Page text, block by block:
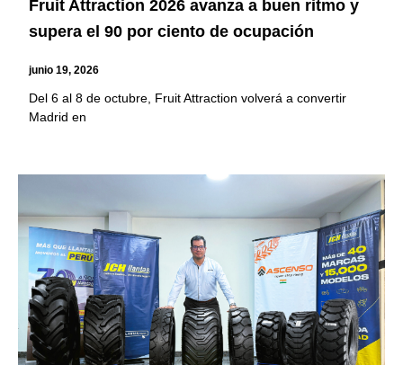
Fruit Attraction 2026 avanza a buen ritmo y
supera el 90 por ciento de ocupación
junio 19, 2026
Del 6 al 8 de octubre, Fruit Attraction volverá a convertir
Madrid en